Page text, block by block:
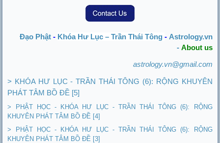
Đạo Phật- Khóa Hư Lục – Trần Thái Tông - Astrology.vn
- About us
astrology.vn@gmail.com
> KHÓA HƯ LỤC - TRẦN THÁI TÔNG (6): RỘNG KHUYÊN
PHÁT TÂM BỒ ĐỀ [5]
> PHẬT HỌC - KHÓA HƯ LỤC - TRẦN THÁI TÔNG (6): RỘNG
KHUYÊN PHÁT TÂM BỒ ĐỀ [4]
> PHẬT HỌC - KHÓA HƯ LỤC - TRẦN THÁI TÔNG (6): RỘNG
KHUYÊN PHÁT TÂM BỒ ĐỀ [3]